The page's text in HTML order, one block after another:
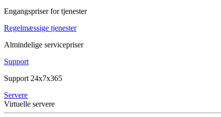
Engangspriser for tjenester
Regelmæssige tjenester
Almindelige servicepriser
Support
Support 24x7x365
Servere
Virtuelle servere